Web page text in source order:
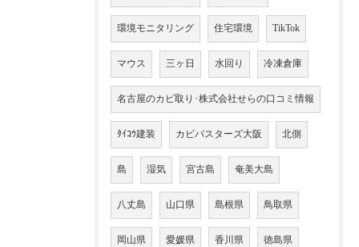
環境モニタリング 住宅環境 TikTok
マウス 三ヶ日 水回り 冷凍倉庫
名古屋のカビ取り･株式会社せらの口コミ情報
ﾀｲｺｳ建装 カビバスターズ大阪 北側
島 湿気 宮古島 奄美大島
八丈島 山口県 島根県 鳥取県
岡山県 愛媛県 香川県 徳島県